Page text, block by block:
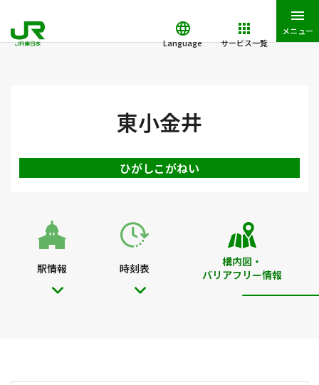
Language サービス一覧
メニュー
東小金井
ひがしこがねい
駅情報 時刻表
構内図・
バリアフリー情報